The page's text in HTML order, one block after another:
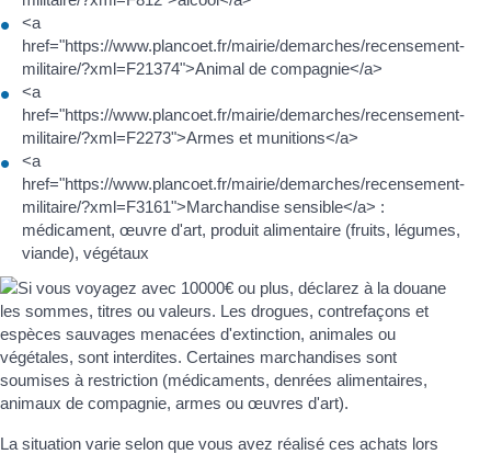
<a
href="https://www.plancoet.fr/mairie/demarches/recensement-
militaire/?xml=F21374">Animal de compagnie</a>
<a
href="https://www.plancoet.fr/mairie/demarches/recensement-
militaire/?xml=F2273">Armes et munitions</a>
<a
href="https://www.plancoet.fr/mairie/demarches/recensement-
militaire/?xml=F3161">Marchandise sensible</a> :
médicament, œuvre d'art, produit alimentaire (fruits, légumes,
viande), végétaux
La situation varie selon que vous avez réalisé ces achats lors